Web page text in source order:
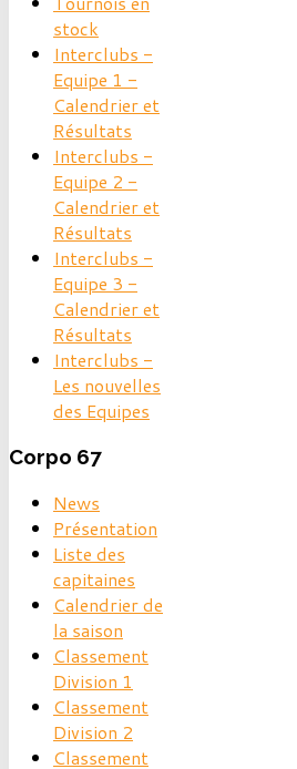
stock
Interclubs -
Equipe 1 -
Calendrier et
Résultats
Interclubs -
Equipe 2 -
Calendrier et
Résultats
Interclubs -
Equipe 3 -
Calendrier et
Résultats
Interclubs -
Les nouvelles
des Equipes
Corpo 67
News
Présentation
Liste des
capitaines
Calendrier de
la saison
Classement
Division 1
Classement
Division 2
Classement